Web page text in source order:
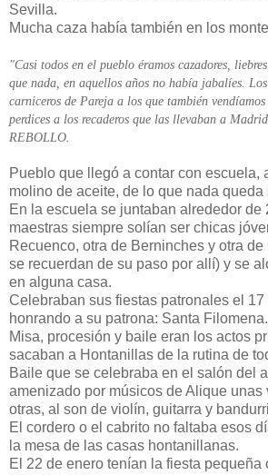
Sevilla.
Mucha caza había también en los
"Casi todos en el pueblo éramos cazadores,
que nada, en aquellos años no había jabalíes.
carniceros de Pareja a los que también
perdices a los recaderos que las llevaban a
REBOLLO.
Pueblo que llegó a contar con escuela,
molino de aceite, de lo que nada queda
En la escuela se juntaban alrededor de
maestras siempre solían ser chicas
Recuenco, otra de Berninches y otra
se recuerdan de su paso por allí) y se
en alguna casa.
Celebraban sus fiestas patronales el 17
honrando a su patrona: Santa
Misa, procesión y baile eran los actos
sacaban a Hontanillas de la rutina de
Baile que se celebraba en el salón del
amenizado por músicos de Alique
otras, al son de violín, guitarra y
El cordero o el cabrito no faltaba esos
la mesa de las casas hontanillanas.
El 22 de enero tenían la fiesta pequeña